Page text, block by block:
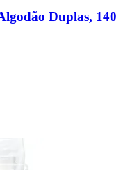
Duplas, 140